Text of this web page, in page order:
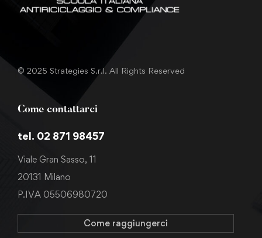
© 2025 Strategies S.r.l. All Rights Reserved
Come contattarci
tel. 02 871 98457
Viale Gran Sasso, 11
20131 Milano
P.IVA 05506980720
Come raggiungerci